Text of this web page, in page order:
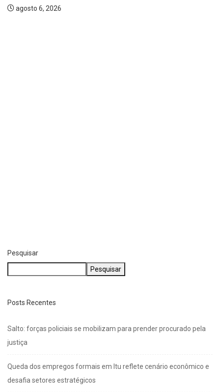
agosto 6, 2026
Pesquisar
Pesquisar
Posts Recentes
Salto: forças policiais se mobilizam para prender procurado pela
justiça
Queda dos empregos formais em Itu reflete cenário econômico e
desafia setores estratégicos